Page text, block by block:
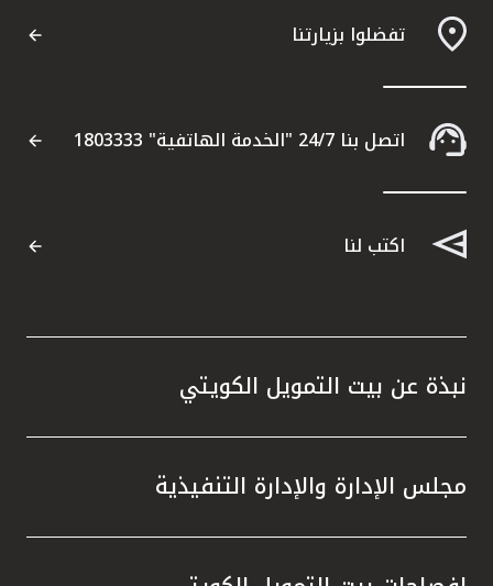
تفضلوا بزيارتنا
اتصل بنا 24/7 "الخدمة الهاتفية" 1803333
اكتب لنا
نبذة عن بيت التمويل الكويتي
مجلس الإدارة والإدارة التنفيذية